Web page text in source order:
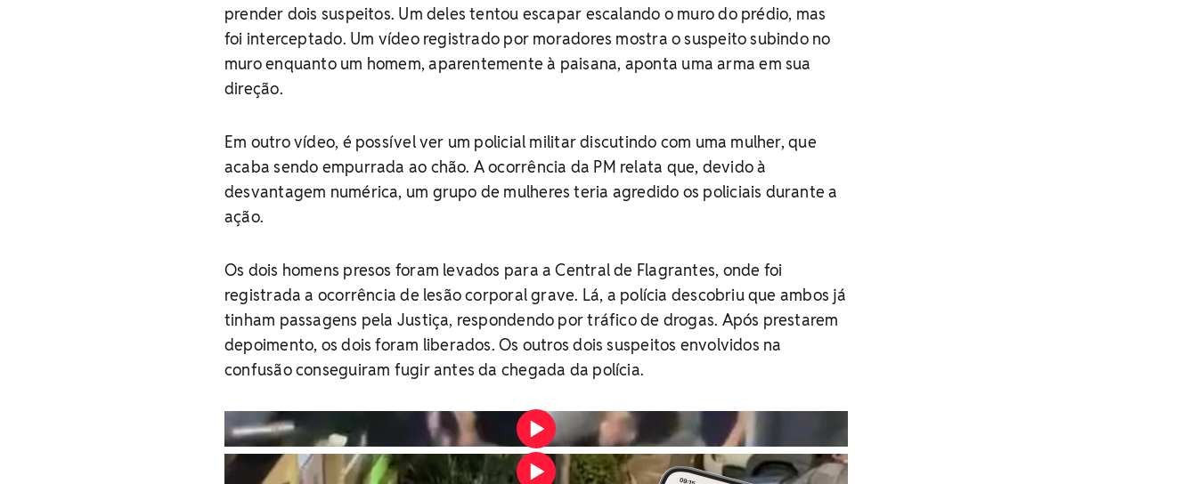
prender dois suspeitos. Um deles tentou escapar escalando o muro do prédio, mas
foi interceptado. Um vídeo registrado por moradores mostra o suspeito subindo no
muro enquanto um homem, aparentemente à paisana, aponta uma arma em sua
direção.
Em outro vídeo, é possível ver um policial militar discutindo com uma mulher, que
acaba sendo empurrada ao chão. A ocorrência da PM relata que, devido à
desvantagem numérica, um grupo de mulheres teria agredido os policiais durante a
ação.
Os dois homens presos foram levados para a Central de Flagrantes, onde foi
registrada a ocorrência de lesão corporal grave. Lá, a polícia descobriu que ambos já
tinham passagens pela Justiça, respondendo por tráfico de drogas. Após prestarem
depoimento, os dois foram liberados. Os outros dois suspeitos envolvidos na
confusão conseguiram fugir antes da chegada da polícia.
Vídeo: Redes sociais
Vídeo: Redes sociais